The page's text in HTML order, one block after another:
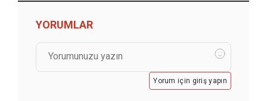
YORUMLAR
Yorum için giriş yapın